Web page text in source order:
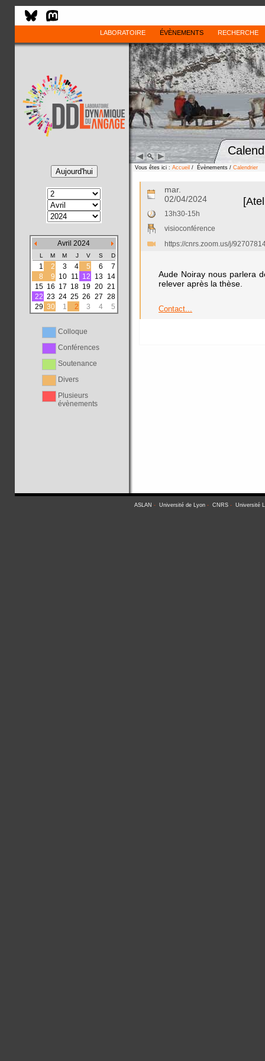
LABORATOIRE ÉVÈNEMENTS RECHERCHE
Avril 2024
L M M J V S D
1 2 3 4 5 6
7
8
9 10 11 12 13 14
15 16 17 18 19 20 21
22 23 24 25 26 27 28
29 30 1 2 3 4 5
Colloque
Conférences
Soutenance
Divers
Plusieurs
évènements
Vous êtes ici : Accueil / Évènements / Calendrier
mar.
02/04/2024
13h30-15h
visioconférence
https://cnrs.zoom.us/j/
Aude Noiray nous parlera
relever après la thèse.
Contact...
ASLAN - Université de Lyon- CNRS- Université